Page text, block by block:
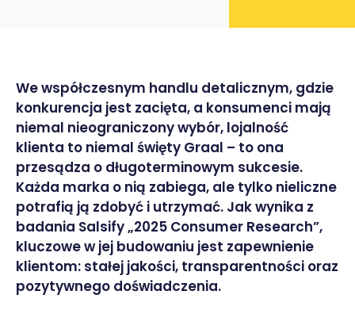
We współczesnym handlu detalicznym, gdzie
konkurencja jest zacięta, a konsumenci mają
niemal nieograniczony wybór, lojalność
klienta to niemal święty Graal – to ona
przesądza o długoterminowym sukcesie.
Każda marka o nią zabiega, ale tylko nieliczne
potrafią ją zdobyć i utrzymać. Jak wynika z
badania Salsify „2025 Consumer Research”,
kluczowe w jej budowaniu jest zapewnienie
klientom: stałej jakości, transparentności oraz
pozytywnego doświadczenia.